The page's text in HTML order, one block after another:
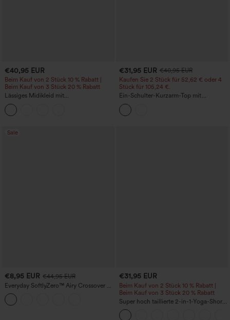
€40,95 EUR
Beim Kauf von 2 Stück 10 % Rabatt |
Beim Kauf von 3 Stück 20 % Rabatt
Lässiges Midikleid mit
Rundhalsausschnitt, integriertem BH,
ärmellos und Rüschensaum
€31,95 EUR €40,95 EUR
Kaufen Sie 2 Stück für 52,62 € oder 4
Stück für 105,24 €.
Ein-Schulter-Kurzarm-Top mit
abgerundetem High-Low-Saum,
integriertem BH, gepunktet, lässig
Sale
€8,95 EUR €44,95 EUR
Everyday SoftlyZero™ Airy Crossover 2-
in-1 Mini-Tennisrock mit Seitentasche,
InstantCool – Lucid
€31,95 EUR
Beim Kauf von 2 Stück 10 % Rabatt |
Beim Kauf von 3 Stück 20 % Rabatt
Super hoch taillierte 2-in-1-Yoga-Shorts
mit Gesäßtasche und Seitentasche-
längere Länge